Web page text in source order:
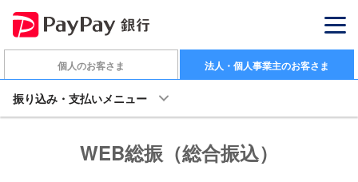
個人のお客さま 法人・個人事業主のお客さま
振り込み・支払いメニュー
WEB総振（総合振込）